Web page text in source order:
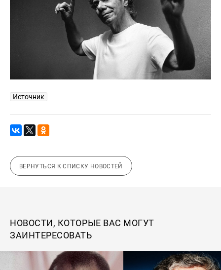
Источник
ВЕРНУТЬСЯ К СПИСКУ НОВОСТЕЙ
НОВОСТИ, КОТОРЫЕ ВАС МОГУТ
ЗАИНТЕРЕСОВАТЬ